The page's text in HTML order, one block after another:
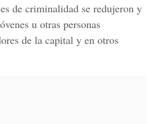
de criminalidad se redujeron y
u otras personas
de la capital y en otros